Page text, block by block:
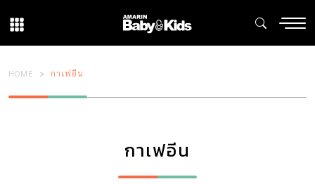
HOME กาเฟอีน
กาเฟอีน